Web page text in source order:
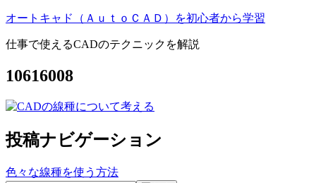
オートキャド（ＡｕｔｏＣＡＤ）を初心者から学習
仕事で使えるCADのテクニックを解説
10616008
投稿ナビゲーション
色々な線種を使う方法